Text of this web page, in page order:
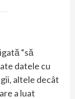
“să
datele cu
altele decât
a luat